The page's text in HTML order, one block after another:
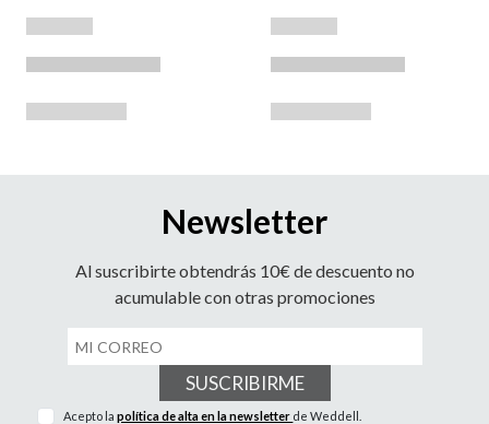
Newsletter
Al suscribirte obtendrás 10€ de descuento no
acumulable con otras promociones
SUSCRIBIRME
Acepto lapolítica de alta en la newsletter de Weddell.